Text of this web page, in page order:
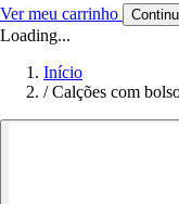
Ver meu carrinho
Loading...
Início
/ Calções com